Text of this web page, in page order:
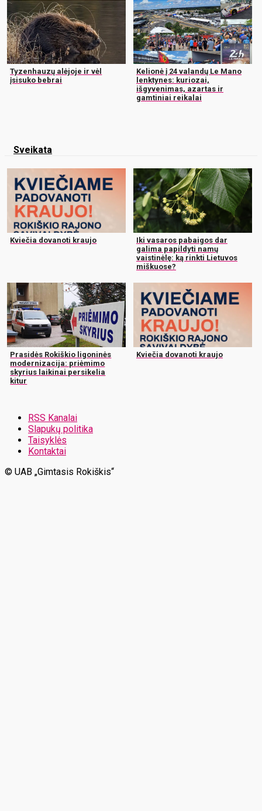
Tyzenhauzų alėjoje ir vėl
įsisuko bebrai
Kelionė į 24 valandų Le Mano
lenktynes: kuriozai,
išgyvenimas, azartas ir
gamtiniai reikalai
Sveikata
Kviečia dovanoti kraujo
Iki vasaros pabaigos dar
galima papildyti namų
vaistinėlę: ką rinkti Lietuvos
miškuose?
Prasidės Rokiškio ligoninės
modernizacija: priėmimo
skyrius laikinai persikelia
kitur
Kviečia dovanoti kraujo
RSS Kanalai
Slapukų politika
Taisyklės
Kontaktai
© UAB „Gimtasis Rokiškis“